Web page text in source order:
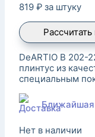
819 ₽ за штуку
DeARTIO B
плинтус из
специальным
Ближайшая
Нет в наличии